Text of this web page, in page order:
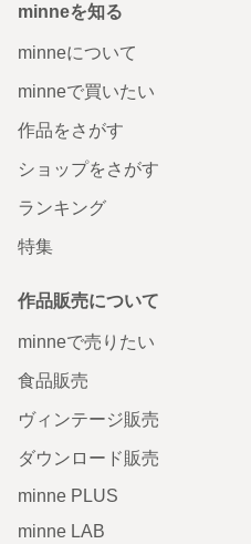
minneを知る
minneについて
minneで買いたい
作品をさがす
ショップをさがす
ランキング
特集
作品販売について
minneで売りたい
食品販売
ヴィンテージ販売
ダウンロード販売
minne PLUS
minne LAB